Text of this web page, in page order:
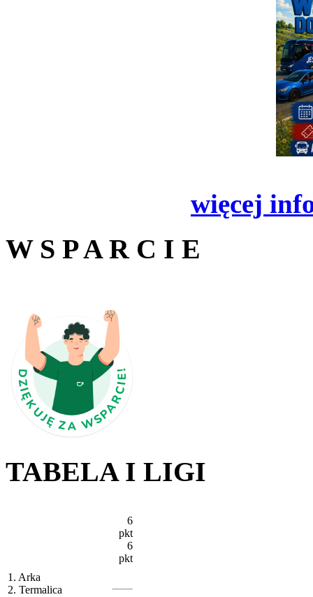
więcej
W S P A R C I E
TABELA I LIGI
1. Arka
2. Termalica
6
pkt
6
pkt